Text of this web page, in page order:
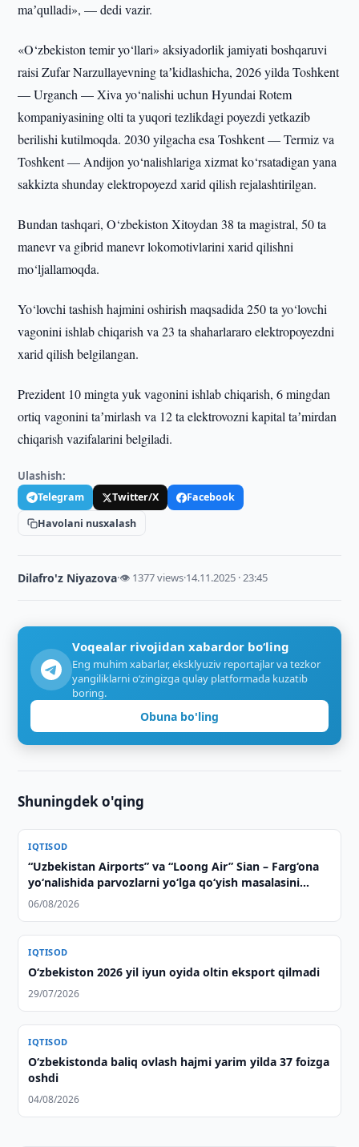
maʼqulladi», — dedi vazir.
«O‘zbekiston temir yo‘llari» aksiyadorlik jamiyati boshqaruvi
raisi Zufar Narzullayevning taʼkidlashicha, 2026 yilda Toshkent
— Urganch — Xiva yo‘nalishi uchun Hyundai Rotem
kompaniyasining olti ta yuqori tezlikdagi poyezdi yetkazib
berilishi kutilmoqda. 2030 yilgacha esa Toshkent — Termiz va
Toshkent — Andijon yo‘nalishlariga xizmat ko‘rsatadigan yana
sakkizta shunday elektropoyezd xarid qilish rejalashtirilgan.
Bundan tashqari, O‘zbekiston Xitoydan 38 ta magistral, 50 ta
manevr va gibrid manevr lokomotivlarini xarid qilishni
mo‘ljallamoqda.
Yo‘lovchi tashish hajmini oshirish maqsadida 250 ta yo‘lovchi
vagonini ishlab chiqarish va 23 ta shaharlararo elektropoyezdni
xarid qilish belgilangan.
Prezident 10 mingta yuk vagonini ishlab chiqarish, 6 mingdan
ortiq vagonini taʼmirlash va 12 ta elektrovozni kapital taʼmirdan
chiqarish vazifalarini belgiladi.
Ulashish:
Telegram Twitter/X
Facebook
Havolani nusxalash
Dilafro'z Niyazova·👁 1377 views·14.11.2025 · 23:45
Voqealar rivojidan xabardor bo‘ling
Eng muhim xabarlar, eksklyuziv reportajlar va tezkor
yangiliklarni o‘zingizga qulay platformada kuzatib
boring.
Obuna bo'ling
Shuningdek o'qing
IQTISOD
“Uzbekistan Airports” va “Loong Air” Sian – Farg‘ona
yo‘nalishida parvozlarni yo‘lga qo‘yish masalasini
muhokama qildi
06/08/2026
IQTISOD
O‘zbekiston 2026 yil iyun oyida oltin eksport qilmadi
29/07/2026
IQTISOD
O‘zbekistonda baliq ovlash hajmi yarim yilda 37 foizga
oshdi
04/08/2026